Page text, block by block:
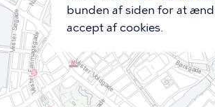
bunden af siden for at
accept af cookies.